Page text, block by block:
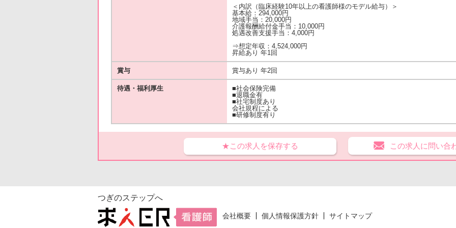
＜内訳（臨床経験10年以上の看護師様のモデル給与）＞
基本給：294,000円
地域手当：20,000円
介護報酬給付金手当：10,000円
処遇改善支援手当：4,000円
⇒想定年収：4,524,000円
昇給あり 年1回
賞与 賞与あり 年2回
待遇・福利厚生
■社会保険完備
■退職金有
■社宅制度あり
会社規程による
■研修制度有り
★この求人を保存する この求人に問い合
つぎのステップへ
会社概要 個人情報保護方針 サイトマップ